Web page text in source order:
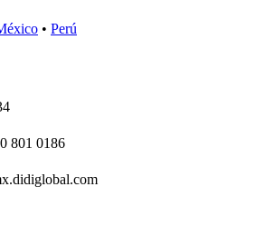
• Perú
801 0186